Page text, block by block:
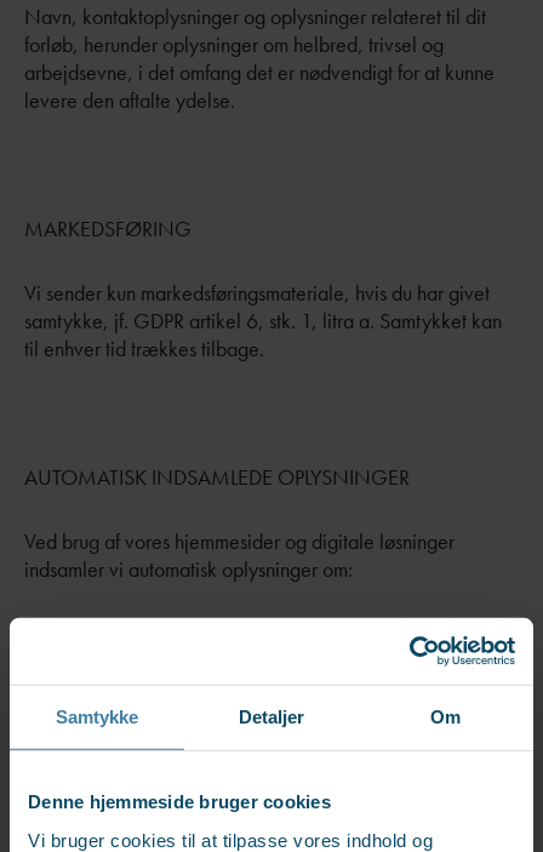
Samtykke Detaljer Om
Denne hjemmeside bruger cookies
Vi bruger cookies til at tilpasse vores indhold og
Navn, kontaktoplysninger og oplysninger relateret til dit
forløb, herunder oplysninger om helbred, trivsel og
arbejdsevne, i det omfang det er nødvendigt for at kunne
levere den aftalte ydelse.
MARKEDSFØRING
Vi sender kun markedsføringsmateriale, hvis du har givet
samtykke, jf. GDPR artikel 6, stk. 1, litra a. Samtykket kan
til enhver tid trækkes tilbage.
AUTOMATISK INDSAMLEDE OPLYSNINGER
Ved brug af vores hjemmesider og digitale løsninger
indsamler vi automatisk oplysninger om: